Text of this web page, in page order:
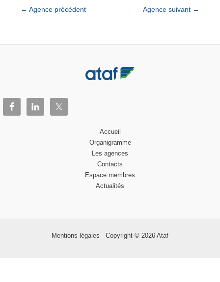
Navigation
l’article
← Agence précédent Agence suivant →
Accueil
Organigramme
Les agences
Contacts
Espace membres
Actualités
Mentions légales - Copyright © 2026 Ataf